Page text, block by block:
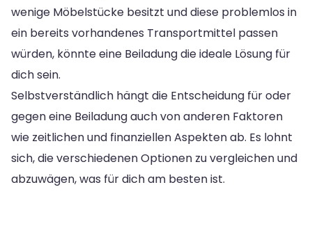
wenige Möbelstücke besitzt und diese problemlos in
ein bereits vorhandenes Transportmittel passen
würden, könnte eine Beiladung die ideale Lösung für
dich sein.
Selbstverständlich hängt die Entscheidung für oder
gegen eine Beiladung auch von anderen Faktoren
wie zeitlichen und finanziellen Aspekten ab. Es lohnt
sich, die verschiedenen Optionen zu vergleichen und
abzuwägen, was für dich am besten ist.